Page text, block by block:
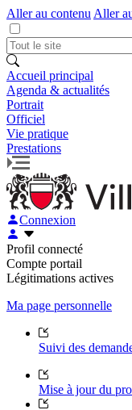
Aller au contenu Aller
Accueil principal
Agenda & actualités
Portrait
Officiel
Vie pratique
Prestations
Connexion
Profil connecté
Compte portail
Légitimations actives
Ma page personnelle
Suivi des
Mise à jour du